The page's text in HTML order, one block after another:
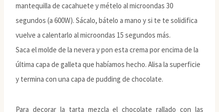
mantequilla de cacahuete y mételo al microondas 30
segundos (a 600W). Sácalo, bátelo a mano y si te te solidifica
vuelve a calentarlo al microondas 15 segundos más.
Saca el molde de la nevera y pon esta crema por encima de la
última capa de galleta que habíamos hecho. Alisa la superficie
y termina con una capa de pudding de chocolate.
Para decorar la tarta mezcla el chocolate rallado con las